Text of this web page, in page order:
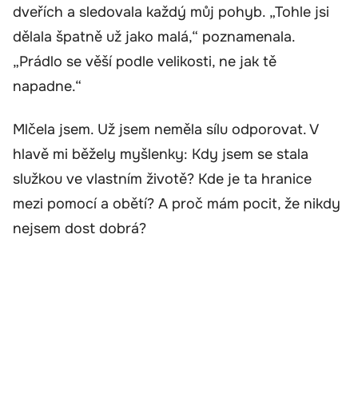
dveřích a sledovala každý můj pohyb. „Tohle jsi
dělala špatně už jako malá,“ poznamenala.
„Prádlo se věší podle velikosti, ne jak tě
napadne.“
Mlčela jsem. Už jsem neměla sílu odporovat. V
hlavě mi běžely myšlenky: Kdy jsem se stala
služkou ve vlastním životě? Kde je ta hranice
mezi pomocí a obětí? A proč mám pocit, že nikdy
nejsem dost dobrá?